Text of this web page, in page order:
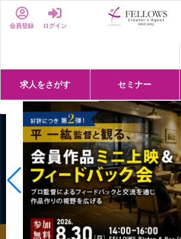
会員登録 ログイン
求人をさがす
詳細条件からさがす
求人特集からさがす
セミナー
セミナーをさがす
クリエイティブNEXT
クリエイターズファーム
e-ラーニング
Fellows Creative Academy
企業研修
お役立ち情報一覧
聞くは一時、聞かぬは一生
クリエイターのお仕事図鑑
クリエイターの声
Q&A
企業様向けお役立ち情報